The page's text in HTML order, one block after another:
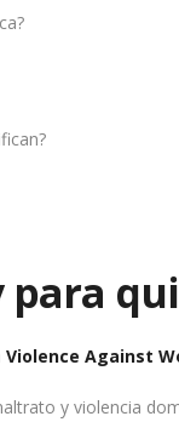
Violence Against
y violencia